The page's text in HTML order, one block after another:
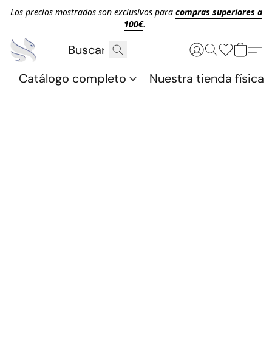
Los precios mostrados son exclusivos para compras superiores a
100€.
Catálogo completo Nuestra tienda física